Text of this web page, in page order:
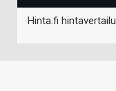
Hinta.fi hintavertailu